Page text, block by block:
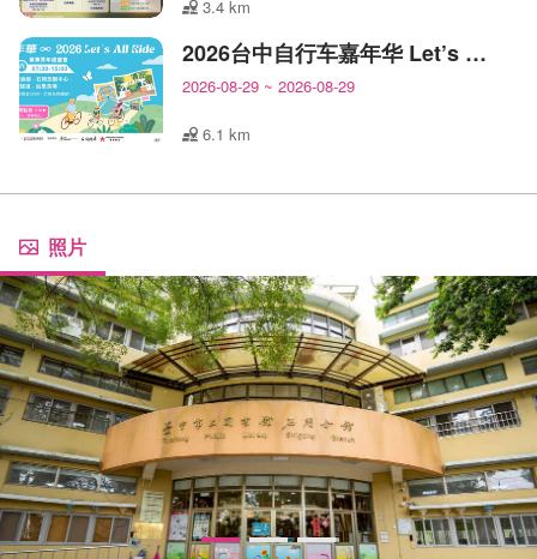
3.4 km
2026台中自行车嘉年华 Let’s All Ride!
2026-08-29 ~ 2026-08-29
6.1 km
照片